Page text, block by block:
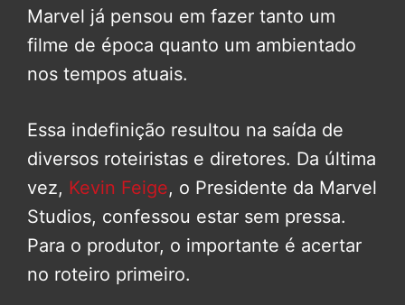
Marvel já pensou em fazer tanto um
filme de época quanto um ambientado
nos tempos atuais.
Essa indefinição resultou na saída de
diversos roteiristas e diretores. Da última
vez, Kevin Feige, o Presidente da Marvel
Studios, confessou estar sem pressa.
Para o produtor, o importante é acertar
no roteiro primeiro.